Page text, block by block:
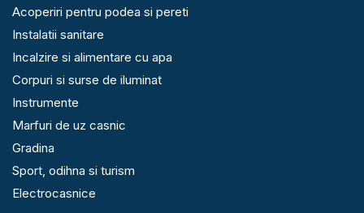
Acoperiri pentru podea si pereti
Instalatii sanitare
Incalzire si alimentare cu apa
Corpuri si surse de iluminat
Instrumente
Marfuri de uz casnic
Gradina
Sport, odihna si turism
Electrocasnice